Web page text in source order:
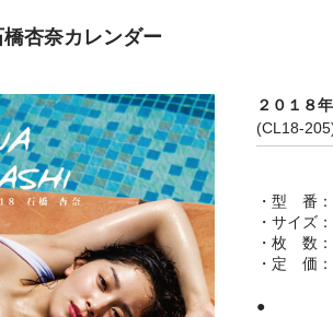
橋杏奈カレンダー
２０１８
(CL18-
・型 番
・サイズ
・枚 数
・定 価
●